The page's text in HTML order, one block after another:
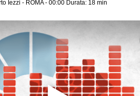
Iezzi - ROMA - 00:00 Durata: 18 min